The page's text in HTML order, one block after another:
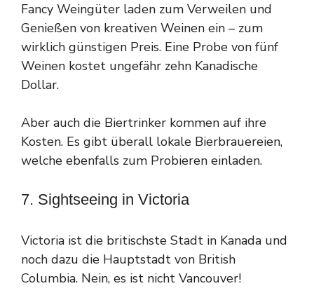
Fancy Weingüter laden zum Verweilen und
Genießen von kreativen Weinen ein – zum
wirklich günstigen Preis. Eine Probe von fünf
Weinen kostet ungefähr zehn Kanadische
Dollar.
Aber auch die Biertrinker kommen auf ihre
Kosten. Es gibt überall lokale Bierbrauereien,
welche ebenfalls zum Probieren einladen.
7. Sightseeing in Victoria
Victoria ist die britischste Stadt in Kanada und
noch dazu die Hauptstadt von British
Columbia. Nein, es ist nicht Vancouver!